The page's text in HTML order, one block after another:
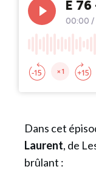
Dans cet
Laurent, de
brûlant :